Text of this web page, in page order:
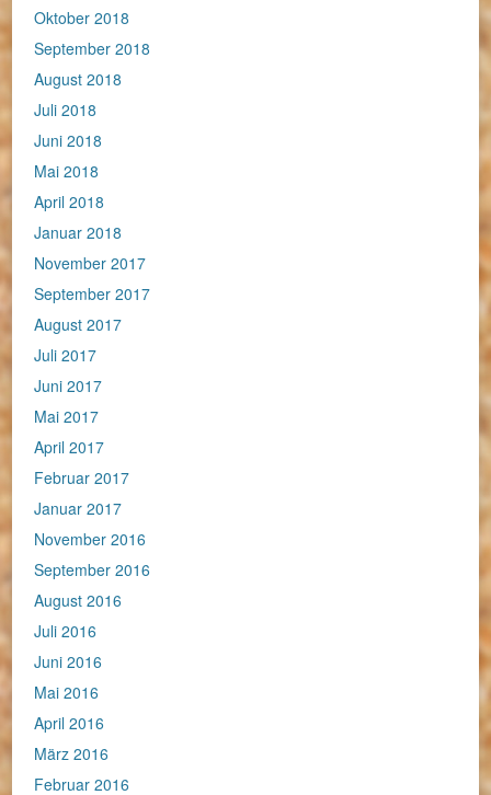
Oktober 2018
September 2018
August 2018
Juli 2018
Juni 2018
Mai 2018
April 2018
Januar 2018
November 2017
September 2017
August 2017
Juli 2017
Juni 2017
Mai 2017
April 2017
Februar 2017
Januar 2017
November 2016
September 2016
August 2016
Juli 2016
Juni 2016
Mai 2016
April 2016
März 2016
Februar 2016